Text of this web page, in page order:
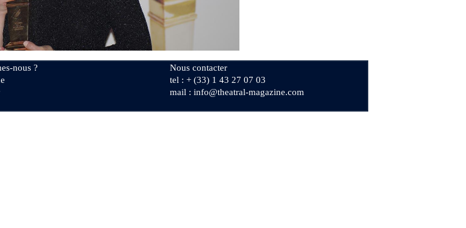
nous ?
Nous contacter
tel : + (33) 1 43 27 07 03
mail : info@theatral-magazine.com